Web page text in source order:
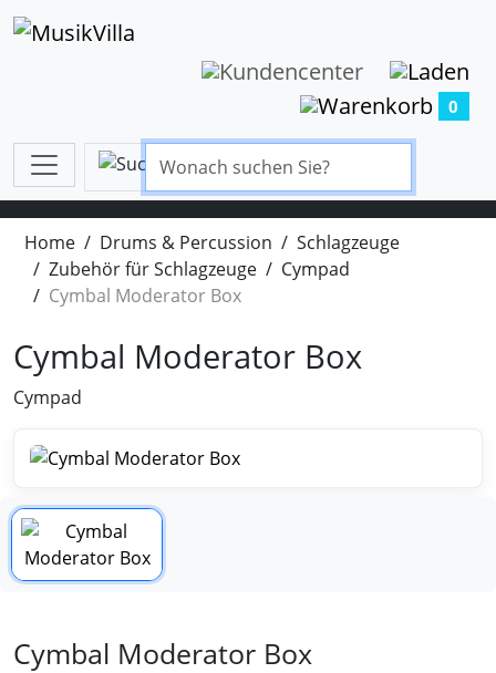
0
Home Drums & Percussion
Schlagzeuge
Zubehör für Schlagzeuge
Cympad
Cymbal Moderator Box
Cymbal Moderator Box
Cympad
Cymbal Moderator Box